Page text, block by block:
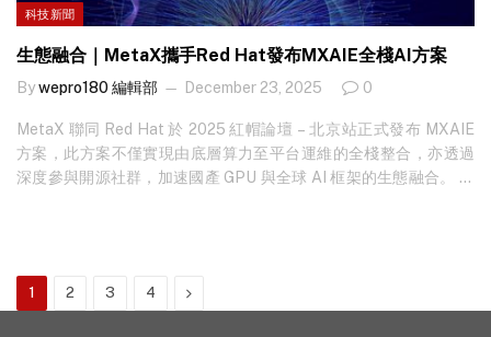
科技新聞
生態融合｜MetaX攜手Red Hat發布MXAIE全棧AI方案
Bywepro180 編輯部 December 23, 2025 0
MetaX 聯同 Red Hat 於 2025 紅帽論壇 – 北京站正式發布 MXAIE
方案，此方案不僅實現由底層算力至平台運維的全棧整合，亦透過
深度參與開源社群，加速國產 GPU 與全球 AI 框架的生態融合。 想
1 2 3 4 Next